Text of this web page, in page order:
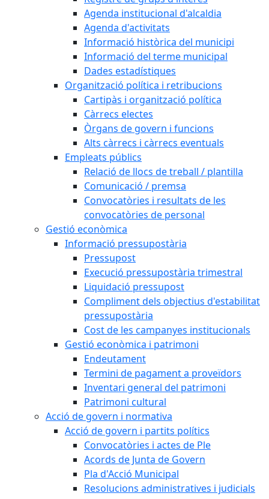
Agenda institucional d'alcaldia
Agenda d'activitats
Informació històrica del municipi
Informació del terme municipal
Dades estadístiques
Organització política i retribucions
Cartipàs i organització política
Càrrecs electes
Òrgans de govern i funcions
Alts càrrecs i càrrecs eventuals
Empleats públics
Relació de llocs de treball / plantilla
Comunicació / premsa
Convocatòries i resultats de les
convocatòries de personal
Gestió econòmica
Informació pressupostària
Pressupost
Execució pressupostària trimestral
Liquidació pressupost
Compliment dels objectius d'estabilitat
pressupostària
Cost de les campanyes institucionals
Gestió econòmica i patrimoni
Endeutament
Termini de pagament a proveïdors
Inventari general del patrimoni
Patrimoni cultural
Acció de govern i normativa
Acció de govern i partits polítics
Convocatòries i actes de Ple
Acords de Junta de Govern
Pla d'Acció Municipal
Resolucions administratives i judicials